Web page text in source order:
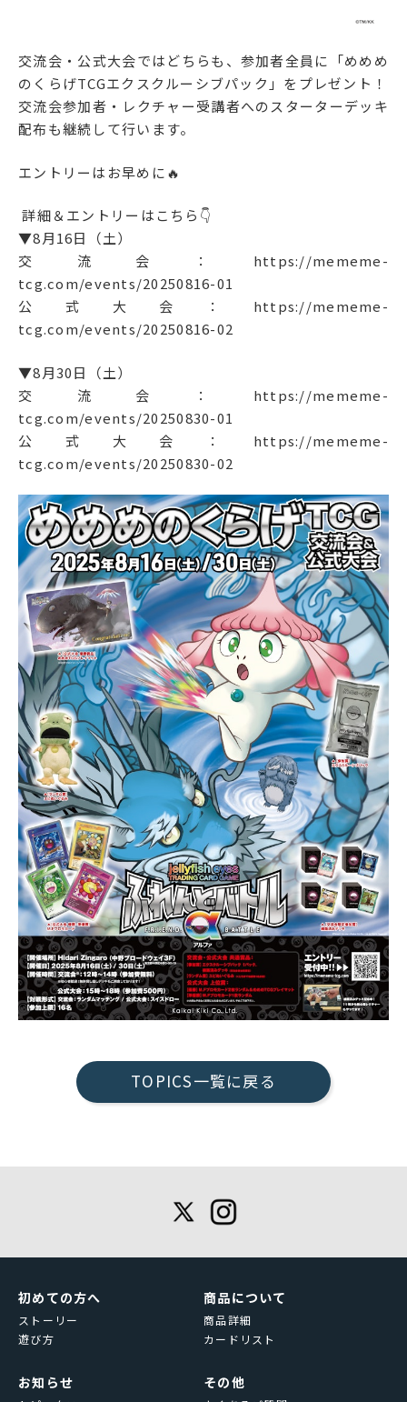
交流会・公式大会ではどちらも、参加者全員に「めめめ
のくらげTCGエクスクルーシブパック」をプレゼント！
交流会参加者・レクチャー受講者へのスターターデッキ
配布も継続して行います。
エントリーはお早めに🔥
詳細＆エントリーはこちら👇
▼8月16日（土）
交流会： https://mememe-
tcg.com/events/20250816-01
公式大会： https://mememe-
tcg.com/events/20250816-02
▼8月30日（土）
交流会： https://mememe-
tcg.com/events/20250830-01
公式大会： https://mememe-
tcg.com/events/20250830-02
TOPICS一覧に戻る
初めての方へ
ストーリー
遊び方
商品について
商品詳細
カードリスト
お知らせ その他